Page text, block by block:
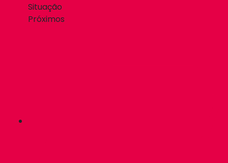
Situação
Próximos